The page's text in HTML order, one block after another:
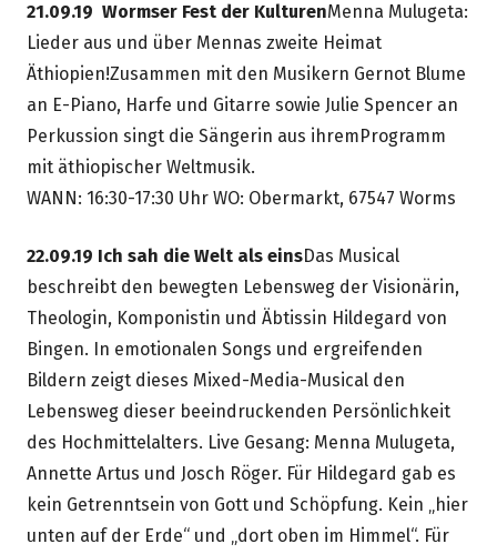
Fenster
öffnen
21.09.19 Wormser Fest der KulturenMenna Mulugeta:
Lieder aus und über Mennas zweite Heimat
Äthiopien!Zusammen mit den Musikern Gernot Blume
an E-Piano, Harfe und Gitarre sowie Julie Spencer an
Perkussion singt die Sängerin aus ihremProgramm
mit äthiopischer Weltmusik.
WANN: 16:30-17:30 Uhr WO: Obermarkt, 67547 Worms
22.09.19 Ich sah die Welt als einsDas Musical
beschreibt den bewegten Lebensweg der Visionärin,
Theologin, Komponistin und Äbtissin Hildegard von
Bingen. In emotionalen Songs und ergreifenden
Bildern zeigt dieses Mixed-Media-Musical den
Lebensweg dieser beeindruckenden Persönlichkeit
des Hochmittelalters. Live Gesang: Menna Mulugeta,
Annette Artus und Josch Röger. Für Hildegard gab es
kein Getrenntsein von Gott und Schöpfung. Kein „hier
unten auf der Erde“ und „dort oben im Himmel“. Für